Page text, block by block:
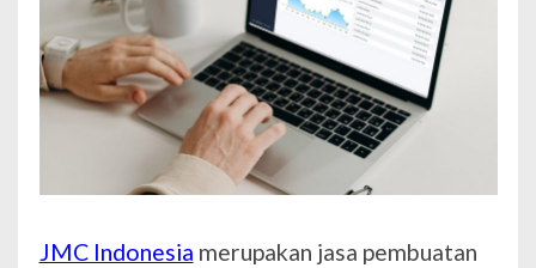
JMC Indonesia merupakan jasa pembuatan